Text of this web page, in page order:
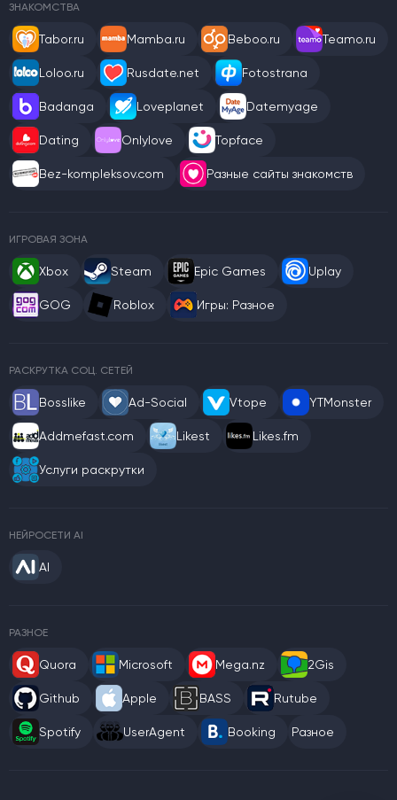
ЗНАКОМСТВА
Tabor.ru Mamba.ru Beboo.ru Teamo.ru
Loloo.ru Rusdate.net Fotostrana
Badanga Loveplanet Datemyage
Dating Onlylove Topface
Bez-kompleksov.com Разные сайты знакомств
ИГРОВАЯ ЗОНА
Xbox Steam Epic Games Uplay
GOG Roblox Игры: Разное
РАСКРУТКА СОЦ. СЕТЕЙ
Bosslike Ad-Social Vtope YTMonster
Addmefast.com Likest Likes.fm
Услуги раскрутки
НЕЙРОСЕТИ AI
AI
РАЗНОЕ
Quora Microsoft Mega.nz 2Gis
Github Apple BASS Rutube
Spotify UserAgent Booking Разное